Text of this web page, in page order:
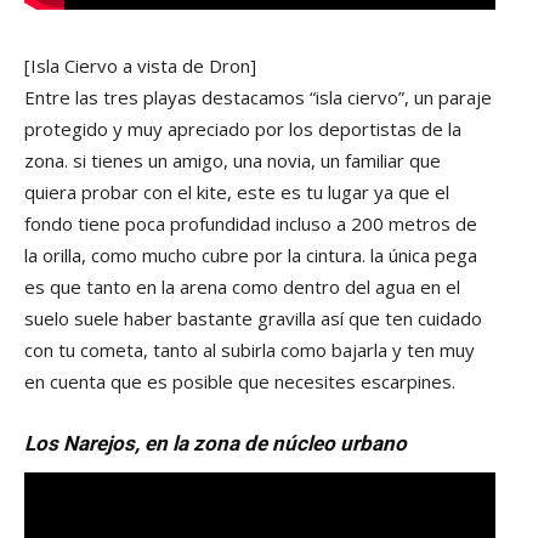
[Isla Ciervo a vista de Dron]
Entre las tres playas destacamos “isla ciervo”, un paraje
protegido y muy apreciado por los deportistas de la
zona. si tienes un amigo, una novia, un familiar que
quiera probar con el kite, este es tu lugar ya que el
fondo tiene poca profundidad incluso a 200 metros de
la orilla, como mucho cubre por la cintura. la única pega
es que tanto en la arena como dentro del agua en el
suelo suele haber bastante gravilla así que ten cuidado
con tu cometa, tanto al subirla como bajarla y ten muy
en cuenta que es posible que necesites escarpines.
Los Narejos, en la zona de núcleo urbano